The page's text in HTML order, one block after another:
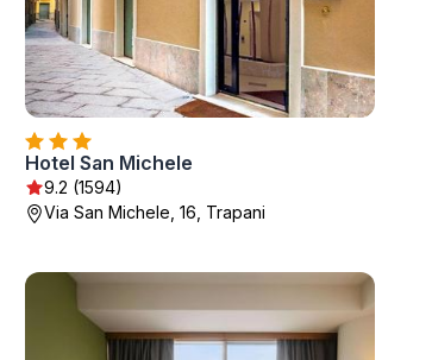
Hotel San Michele
9.2 (1594)
Via San Michele, 16, Trapani